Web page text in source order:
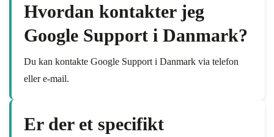
Hvordan kontakter jeg
Google Support i Danmark?
Du kan kontakte Google Support i Danmark via telefon
eller e-mail.
Er der et specifikt